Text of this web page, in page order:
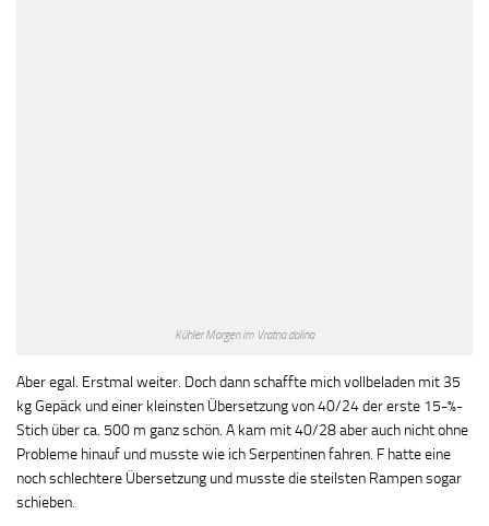
Kühler Morgen im Vratna dolina
Aber egal. Erstmal weiter. Doch dann schaffte mich vollbeladen mit 35
kg Gepäck und einer kleinsten Übersetzung von 40/24 der erste 15-%-
Stich über ca. 500 m ganz schön. A kam mit 40/28 aber auch nicht ohne
Probleme hinauf und musste wie ich Serpentinen fahren. F hatte eine
noch schlechtere Übersetzung und musste die steilsten Rampen sogar
schieben.